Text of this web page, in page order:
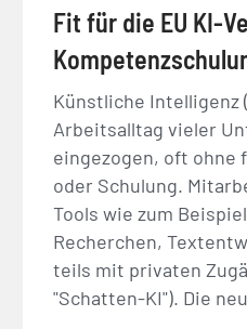
Fit für die EU KI-
Künstliche Intelligenz
Arbeitsalltag vieler
eingezogen, oft ohne
oder Schulung.
Tools wie zum
Recherchen,
teils mit privaten
"Schatten-KI"). Die